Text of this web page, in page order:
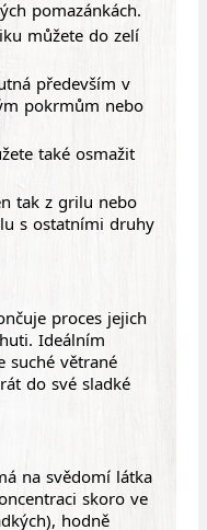
pomazánkách.
můžete do zelí
především v
pokrmům nebo
také osmažit
tak z grilu nebo
s ostatními druhy
proces jejich
Ideálním
suché větrané
do své sladké
na svědomí látka
skoro ve
hodně